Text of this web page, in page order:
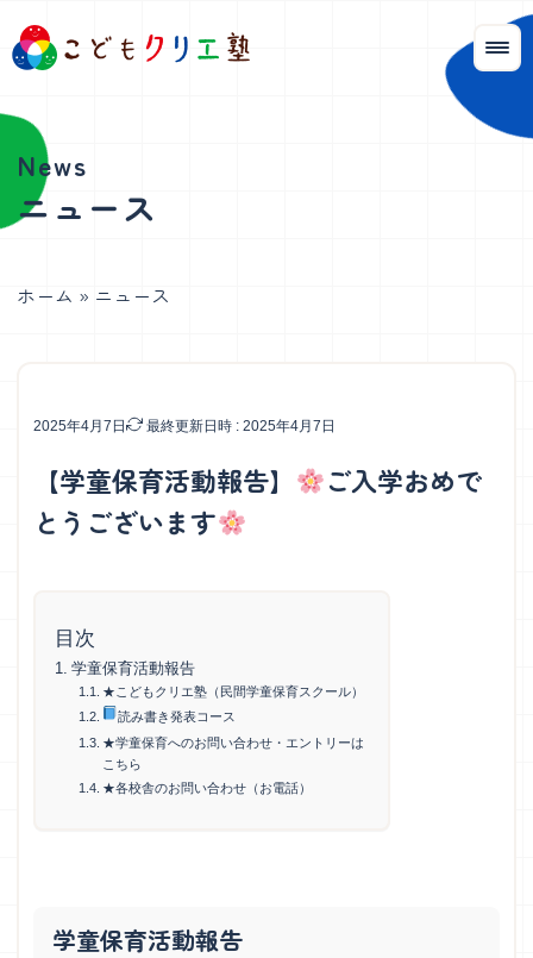
ニュース
ホーム » ニュース
2025年4月7日 最終更新日時 : 2025年4月7日
【学童保育活動報告】
ご入学おめで
とうございます
目次
学童保育活動報告
★こどもクリエ塾（民間学童保育スクール）
読み書き発表コース
★学童保育へのお問い合わせ・エントリーは
こちら
★各校舎のお問い合わせ（お電話）
学童保育活動報告